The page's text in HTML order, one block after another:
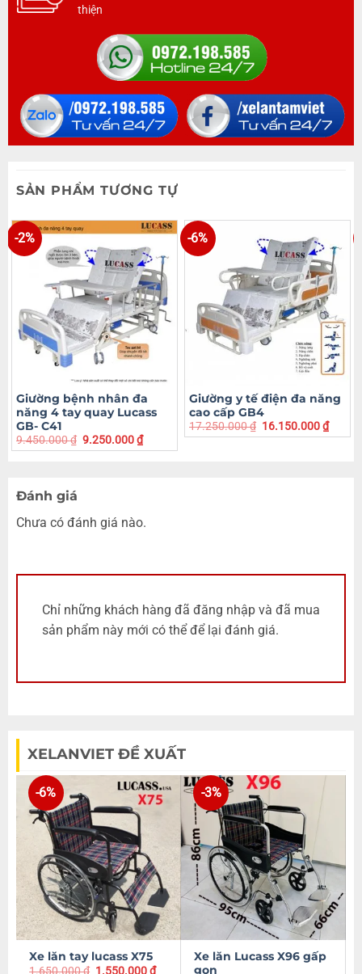
thiện
SẢN PHẨM TƯƠNG TỰ
-2%
Giường bệnh nhân đa
năng 4 tay quay Lucass
GB- C41
9.450.000₫ 9.250.000₫
-6%
Giường y tế điện đa năng
cao cấp GB4
17.250.000₫ 16.150.000₫
Đánh giá
Chưa có đánh giá nào.
Chỉ những khách hàng đã đăng nhập và đã mua
sản phẩm này mới có thể để lại đánh giá.
XELANVIET ĐỀ XUẤT
-6%
Xe lăn tay lucass X75
1.650.000₫ 1.550.000₫
-3%
Xe lăn Lucass X96 gấp
gọn